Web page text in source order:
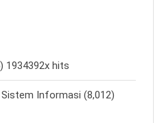
1934392x hits
Informasi (8,012)